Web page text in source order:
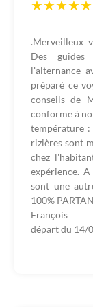
.Merveilleux
Des guides
l'alternance
préparé ce
conseils de
conforme à
température
rizières sont
chez
expérience.
sont une
100%
François
départ du 14/